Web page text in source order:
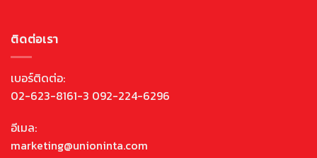
ติดต่อเรา
เบอร์ติดต่อ:
02-623-8161-3 092-224-6296
อีเมล:
marketing@unioninta.com